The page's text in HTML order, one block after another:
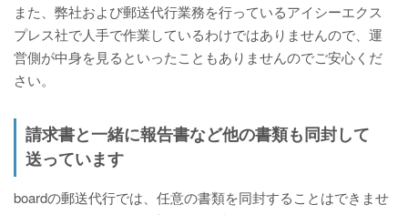
また、弊社および郵送代行業務を行っているアイシーエクス
プレス社で人手で作業しているわけではありませんので、運
営側が中身を見るといったこともありませんのでご安心くだ
さい。
請求書と一緒に報告書など他の書類も同封して
送っています
boardの郵送代行では、任意の書類を同封することはできませ